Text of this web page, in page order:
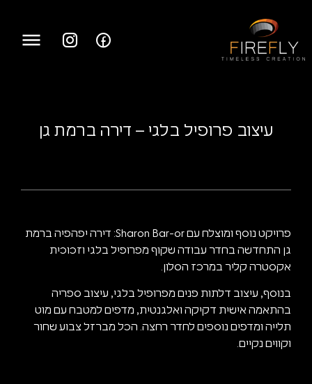
עיצוב פרופיל בלגי – דירה ברמת גן
פרויקט נוסף ומוצלח עםSharon Bar-or: דירה יפהפיה ברמת
גן התחדשה בחדר עבודה שקוף מפרופיל בלגי וזכוכית
אקסטרה קליר במרכז הסלון.
בנוסף, עיצוב דלתות פנים מפרופיל בלגי, עיצוב ספריה
בהתאמה אישית דקיקה ואלגנטית, מדפים למטבח עם מוט
תלייה ומדפים נוספים לחדר רחצה. הכל מברזל צבוע שחור
וקווים נקיים.